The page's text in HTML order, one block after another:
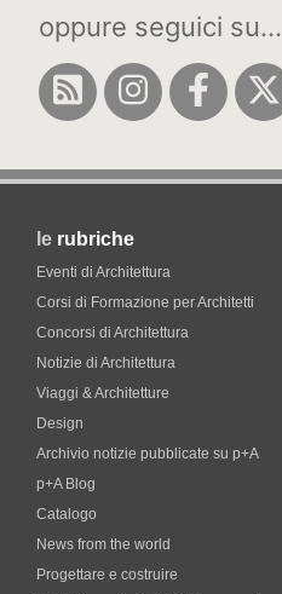
oppure seguici su...
le rubriche
Eventi di Architettura
Corsi di Formazione per Architetti
Concorsi di Architettura
Notizie di Architettura
Viaggi & Architetture
Design
Archivio notizie pubblicate su p+A
p+A Blog
Catalogo
News from the world
Progettare e costruire